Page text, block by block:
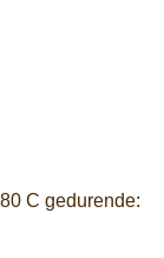
C gedurende: